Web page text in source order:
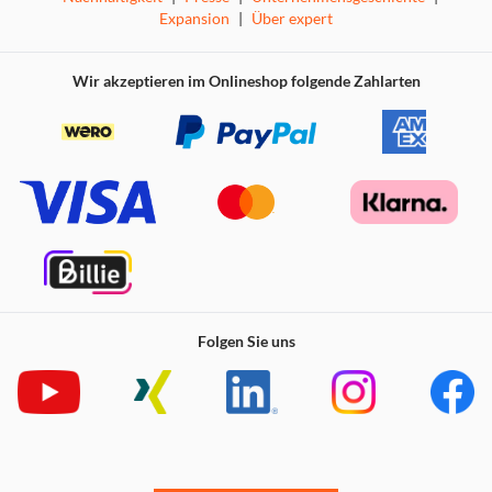
Expansion | Über expert
Wir akzeptieren im Onlineshop folgende Zahlarten
Folgen Sie uns